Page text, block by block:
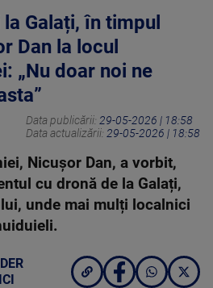
Galați, în timpul
Dan la locul
„Nu doar noi ne
Data publicării: 29-05-2026 | 18:58
Data actualizării: 29-05-2026 | 18:58
Nicușor Dan, a vorbit,
cu dronă de la Galați,
unde mai mulți localnici